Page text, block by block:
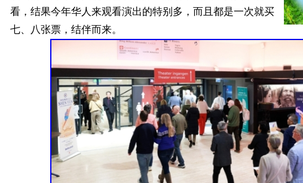
看，结果今年华人来观看演出的特别多，而且都是一次就买